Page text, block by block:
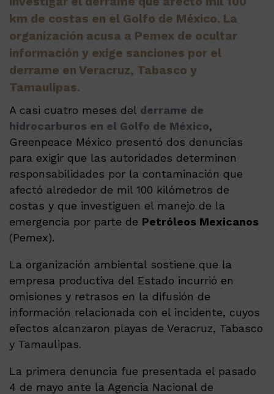
km de costas en el Golfo de México. La
organización acusa a Pemex de ocultar
información y exige sanciones por el
derrame en Veracruz, Tabasco y
Tamaulipas.
A casi cuatro meses del derrame de
hidrocarburos en el Golfo de México,
Greenpeace México presentó dos denuncias
para exigir que las autoridades determinen
responsabilidades por la contaminación que
afectó alrededor de mil 100 kilómetros de
costas y que investiguen el manejo de la
emergencia por parte de Petróleos Mexicanos
(Pemex).
La organización ambiental sostiene que la
empresa productiva del Estado incurrió en
omisiones y retrasos en la difusión de
información relacionada con el incidente, cuyos
efectos alcanzaron playas de Veracruz, Tabasco
y Tamaulipas.
La primera denuncia fue presentada el pasado
4 de mayo ante la Agencia Nacional de